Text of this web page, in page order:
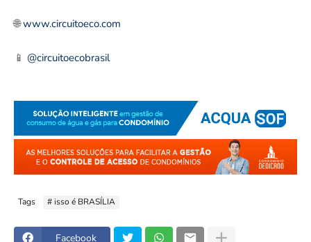
🌐www.circuitoeco.com
📱 @circuitoecobrasil
Tags # isso é BRASÍLIA
Facebook